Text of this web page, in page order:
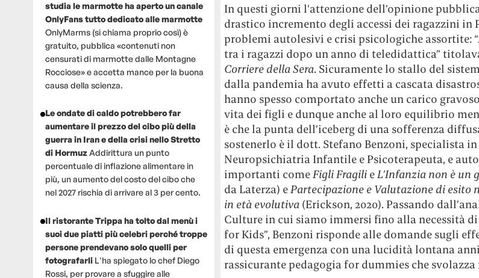
studia le marmotte ha aperto un canale
OnlyFans tutto dedicato alle marmotte
OnlyMarms (si chiama proprio così) è
gratuito, pubblica «contenuti non
censurati di marmotte dalle Montagne
Rocciose» e accetta mance per la buona
causa della scienza.
Le ondate di caldo potrebbero far
aumentare il prezzo del cibo più della
guerra in Iran e della crisi nello Stretto
di HormuzAddirittura un punto
percentuale di inflazione alimentare in
più, un aumento del costo del cibo che
nel 2027 rischia di arrivare al 3 per cento.
Il ristorante Trippa ha tolto dal menù i
suoi due piatti più celebri perché troppe
persone prendevano solo quelli per
fotografarli L'ha spiegato lo chef Diego
Rossi, per provare a sfuggire alle
In questi giorni l’attenzione dell’opinione
drastico incremento degli accessi dei ragazzini in
problemi autolesivi e crisi psicologiche assortite:
tra i ragazzi dopo un anno di teledidattica”
Corriere della Sera. Sicuramente lo stallo del
dalla pandemia ha avuto effetti a cascata
hanno spesso comportato anche un carico
vita dei figli e dunque anche al loro equilibrio
è che la punta dell’iceberg di una sofferenza
sostenerlo è il dott. Stefano Benzoni, specialista in
Neuropsichiatria Infantile e Psicoterapeuta, e
importanti comeFigli FragilieL’Infanzia non è un
da Laterza) ePartecipazione e Valutazione di esito
in età evolutiva(Erickson, 2020). Passando
Culture in cui siamo immersi fino alla necessità di
for Kids”, Benzoni risponde alle domande sugli
di questa emergenza con una lucidità lontana
rassicurante pedagogia for dummies che